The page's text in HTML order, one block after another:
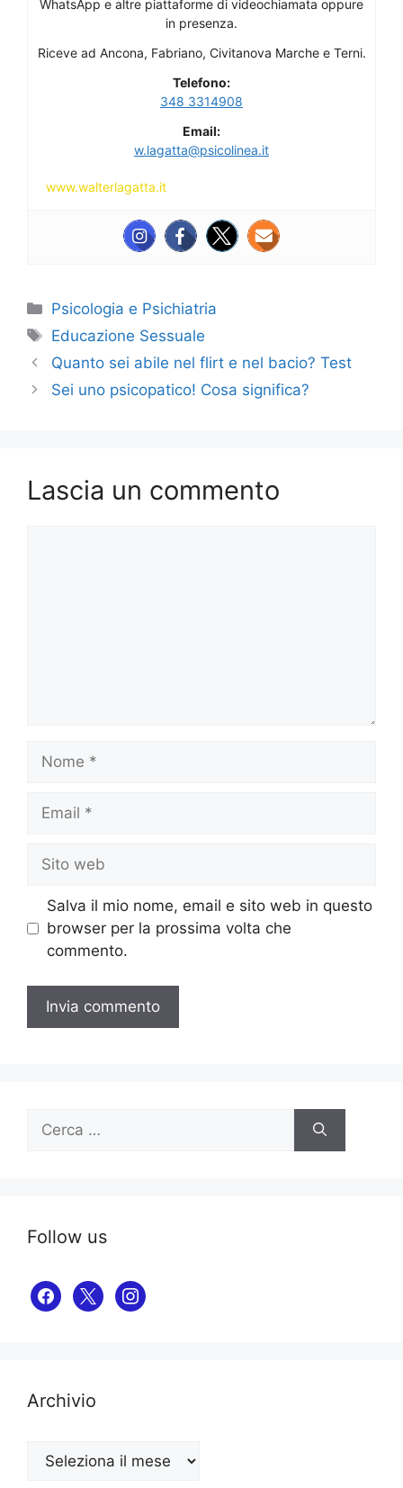
WhatsApp e altre piattaforme di videochiamata oppure
in presenza.
Riceve ad Ancona, Fabriano, Civitanova Marche e Terni.
Telefono:
348 3314908
Email:
w.lagatta@psicolinea.it
www.walterlagatta.it
Categorie
Psicologia e Psichiatria
Tag
Educazione Sessuale
Quanto sei abile nel flirt e nel bacio? Test
Sei uno psicopatico! Cosa significa?
Lascia un commento
Nome
Email
Sito
web
Salva il mio nome, email e sito web in questo
browser per la prossima volta che
commento.
per:
Follow us
facebook
x instagram
Archivio
Archivio